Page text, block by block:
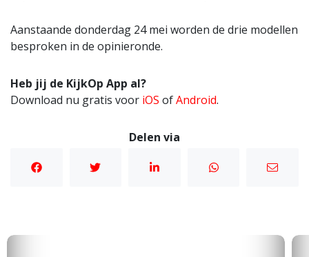
Aanstaande donderdag 24 mei worden de drie modellen
besproken in de opinieronde.
Heb jij de KijkOp App al?
Download nu gratis voor iOS ofAndroid.
Delen via